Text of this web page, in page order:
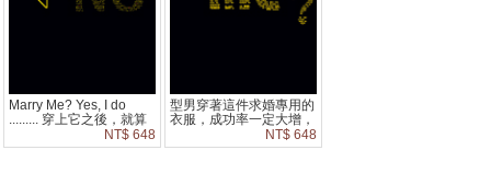
Marry Me? Yes, I do
......... 穿上它之後，就算
有千言萬語，就在這一刻
什麼都不用再多說了....
NT$ 648
型男穿著這件求婚專用的
衣服，成功率一定大增，
當對方答應時，可以送上
Partee 的 Yes I do 我願
NT$ 648